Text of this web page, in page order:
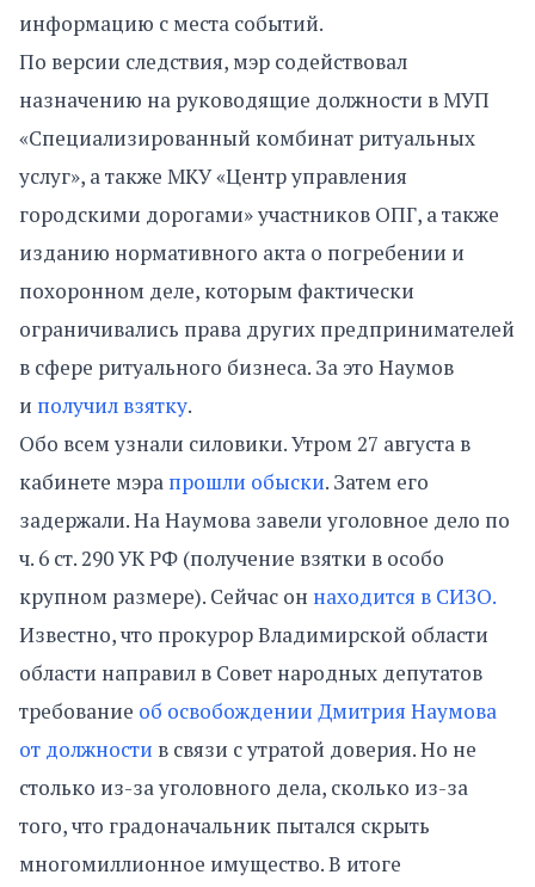
информацию с места событий.
По версии следствия, мэр содействовал
назначению на руководящие должности в МУП
«Специализированный комбинат ритуальных
услуг», а также МКУ «Центр управления
городскими дорогами» участников ОПГ, а также
изданию нормативного акта о погребении и
похоронном деле, которым фактически
ограничивались права других предпринимателей
в сфере ритуального бизнеса. За это Наумов
и получил взятку.
Обо всем узнали силовики. Утром 27 августа в
кабинете мэра прошли обыски. Затем его
задержали. На Наумова завели уголовное дело по
ч. 6 ст. 290 УК РФ (получение взятки в особо
крупном размере). Сейчас он находится в СИЗО.
Известно, что прокурор Владимирской области
области направил в Совет народных депутатов
требование об освобождении Дмитрия Наумова
от должности в связи с утратой доверия. Но не
столько из-за уголовного дела, сколько из-за
того, что градоначальник пытался скрыть
многомиллионное имущество. В итоге